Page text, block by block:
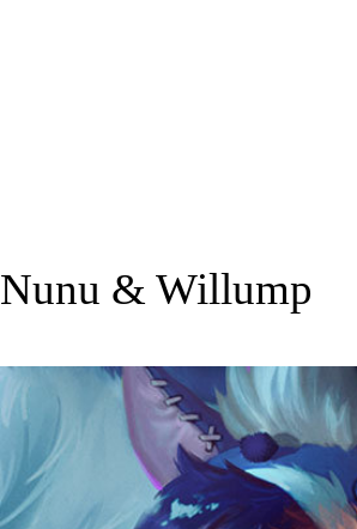
Nunu & Willump